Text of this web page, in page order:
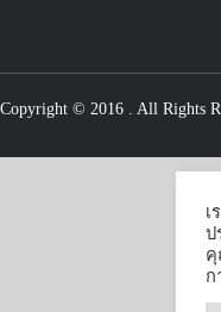
Copyright © 2016 . All Rights
เ
ป
คุ
ก